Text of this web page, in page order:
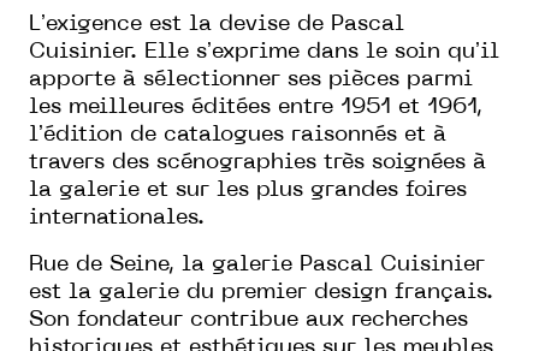
Lʼexigence est la devise de Pascal
Cuisinier. Elle sʼexprime dans le soin quʼil
apporte à sélectionner ses pièces parmi
les meilleures éditées entre 1951 et 1961,
lʼédition de catalogues raisonnés et à
travers des scénographies très soignées à
la galerie et sur les plus grandes foires
internationales.
Rue de Seine, la galerie Pascal Cuisinier
est la galerie du premier design français.
Son fondateur contribue aux recherches